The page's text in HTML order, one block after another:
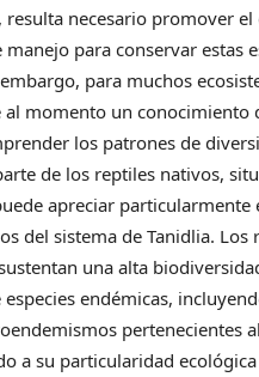
resulta necesario promover
manejo para conservar estas
para muchos
al momento un conocimiento
los patrones de
de los reptiles nativos,
apreciar particularmente
del sistema de Tanidlia. Los
una alta
endémicas,
pertenecientes
a su particularidad